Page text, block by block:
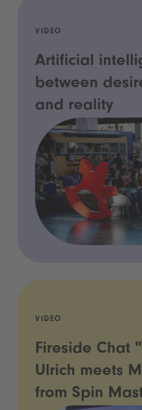
VIDEO
Artificial
between
and reality
VIDEO
Fireside Chat
Ulrich meets
from Spin